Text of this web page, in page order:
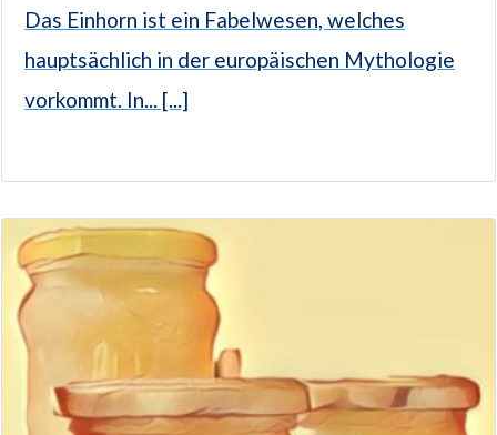
Das Einhorn ist ein Fabelwesen, welches
hauptsächlich in der europäischen Mythologie
vorkommt. In... [...]